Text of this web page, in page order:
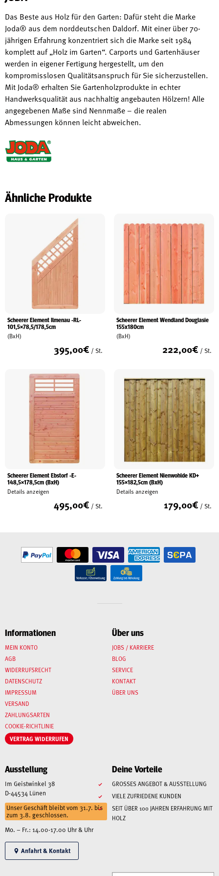
Das Beste aus Holz für den Garten: Dafür steht die Marke
Joda® aus dem norddeutschen Daldorf. Mit einer über 70-
jährigen Erfahrung konzentriert sich die Marke seit 1984
komplett auf „Holz im Garten“. Carports und Gartenhäuser
werden in eigener Fertigung hergestellt, um den
kompromisslosen Qualitätsanspruch für Sie sicherzustellen.
Mit Joda® erhalten Sie Gartenholzprodukte in echter
Handwerksqualität aus nachhaltig angebauten Hölzern! Alle
angegebenen Maße sind Nennmaße – die realen
Abmessungen können leicht abweichen.
Ähnliche Produkte
Scheerer Element Ilmenau -RL-
101,5×78,5/178,5cm
(BxH)
395,00€ / St.
Scheerer Element Wendland Douglasie
155x180cm
(BxH)
222,00€ / St.
Scheerer Element Ebstorf -E-
148,5×178,5cm (BxH)
Details anzeigen
495,00€ / St.
Scheerer Element Nienwohlde KD+
155×182,5cm (BxH)
Details anzeigen
179,00€ / St.
Informationen
MEIN KONTO
AGB
WIDERRUFSRECHT
DATENSCHUTZ
IMPRESSUM
VERSAND
ZAHLUNGSARTEN
COOKIE-RICHTLINIE
VERTRAG WIDERRUFEN
Über uns
JOBS / KARRIERE
BLOG
SERVICE
KONTAKT
ÜBER UNS
Ausstellung
Im Geistwinkel 38
D-44534 Lünen
Unser Geschäft bleibt vom 31.7. bis
zum 3.8. geschlossen.
Mo. – Fr.: 14.00-17.00 Uhr & Uhr
Anfahrt & Kontakt
Deine Vorteile
GROSSES ANGEBOT & AUSSTELLUNG
VIELE ZUFRIEDENE KUNDEN
SEIT ÜBER 100 JAHREN ERFAHRUNG MIT
HOLZ